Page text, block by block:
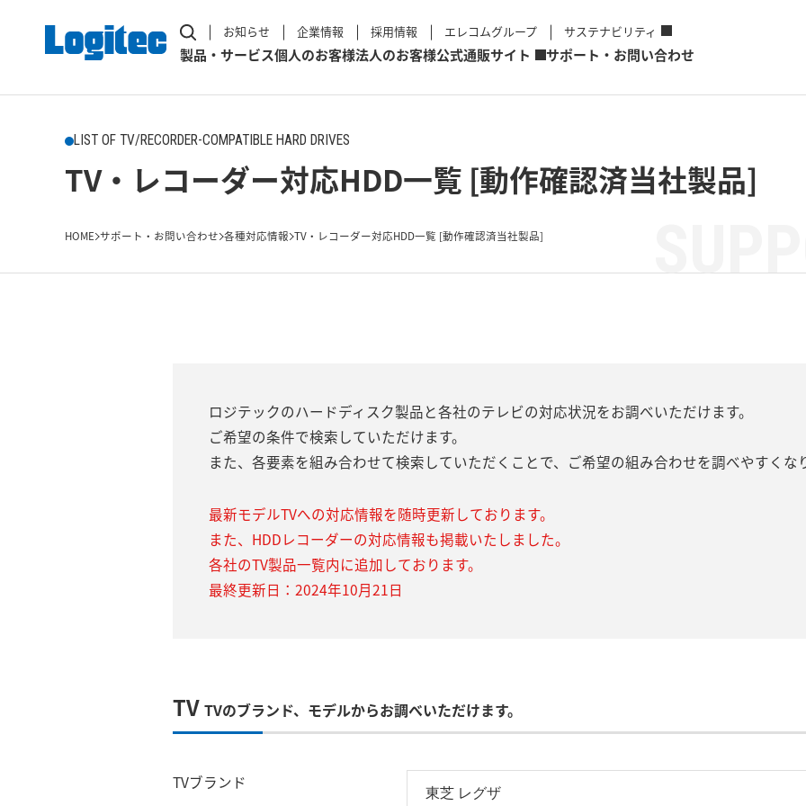
お知らせ 企業情報 採用情報 エレコムグループ サステナビリティ
製品・サービス個人のお客様法人のお客様公式通販サイト サポート・お問い合わせ
LIST OF TV/RECORDER-COMPATIBLE HARD DRIVES
TV・レコーダー対応HDD一覧 [動作確認済当社製品]
HOME サポート・お問い合わせ 各種対応情報 TV・レコーダー対応HDD一覧 [動作確認済当社製品]
ロジテックのハードディスク製品と各社のテレビの対応状況をお調べいただけます。
ご希望の条件で検索していただけます。
また、各要素を組み合わせて検索していただくことで、ご希望の組み合わせを調べやすくな
最新モデルTVへの対応情報を随時更新しております。
また、HDDレコーダーの対応情報も掲載いたしました。
各社のTV製品一覧内に追加しております。
最終更新日：2024年10月21日
TV TVのブランド、モデルからお調べいただけます。
TVブランド